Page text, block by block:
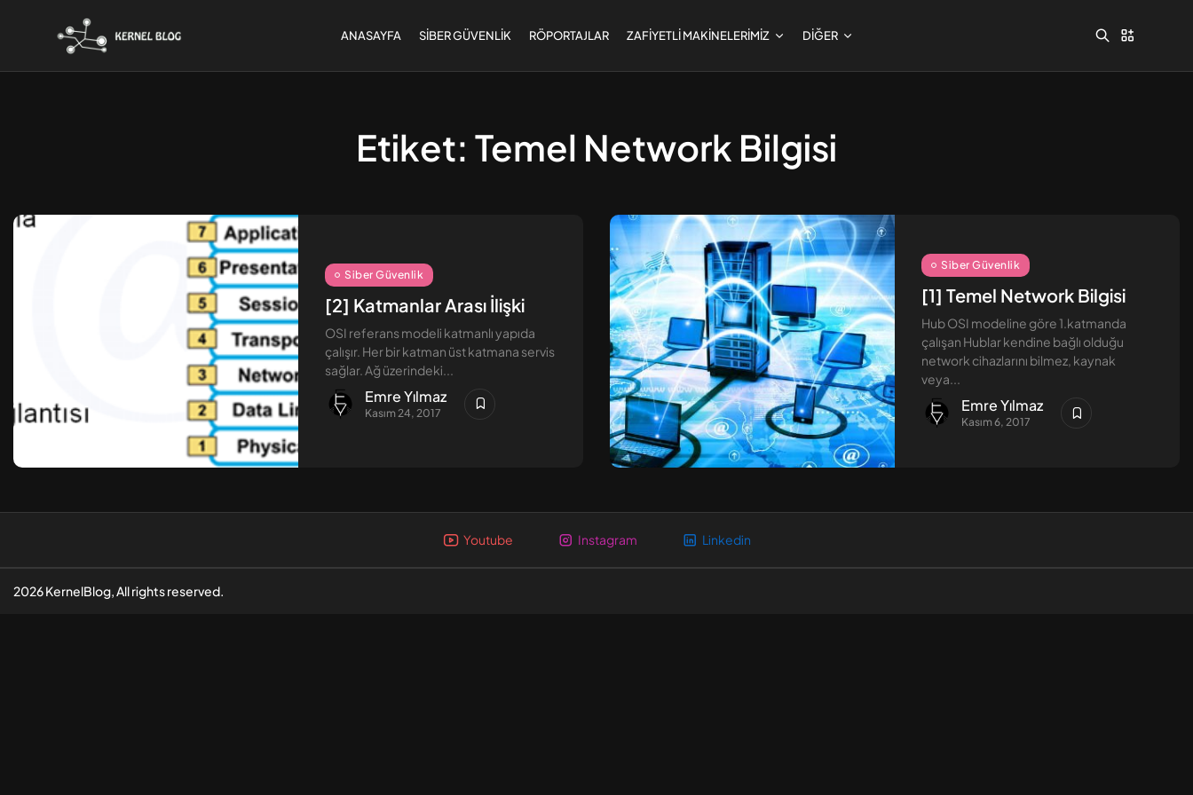
ANASAYFA SIBER GÜVENLIK RÖPORTAJLAR ZAFIYETLI MAKINELERIMIZ DIĞER
Gelişmiş...
Ekim 31, 2025
Güvenlik...
8 Dk
Dosya...
Eylül 8, 2024
Etiket: Temel Network Bilgisi
Siber Güvenlik
[2] Katmanlar Arası İlişki
OSI referans modeli katmanlı yapıda
çalışır. Her bir katman üst katmana servis
sağlar. Ağ üzerindeki...
Emre Yılmaz
Kasım 24, 2017
Siber Güvenlik
[1] Temel Network Bilgisi
Hub OSI modeline göre 1.katmanda
çalışan Hublar kendine bağlı olduğu
network cihazlarını bilmez, kaynak
veya...
Emre Yılmaz
Kasım 6, 2017
Youtube Instagram Linkedin
2026 KernelBlog, All rights reserved.